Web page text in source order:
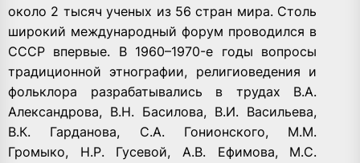
около 2 тысяч ученых из 56 стран мира. Столь
широкий международный форум проводился в
СССР впервые. В 1960–1970-е годы вопросы
традиционной этнографии, религиоведения и
фольклора разрабатывались в трудах В.А.
Александрова, В.Н. Басилова, В.И. Васильева,
В.К. Гарданова, С.А. Гонионского, М.М.
Громыко, Н.Р. Гусевой, А.В. Ефимова, М.С.